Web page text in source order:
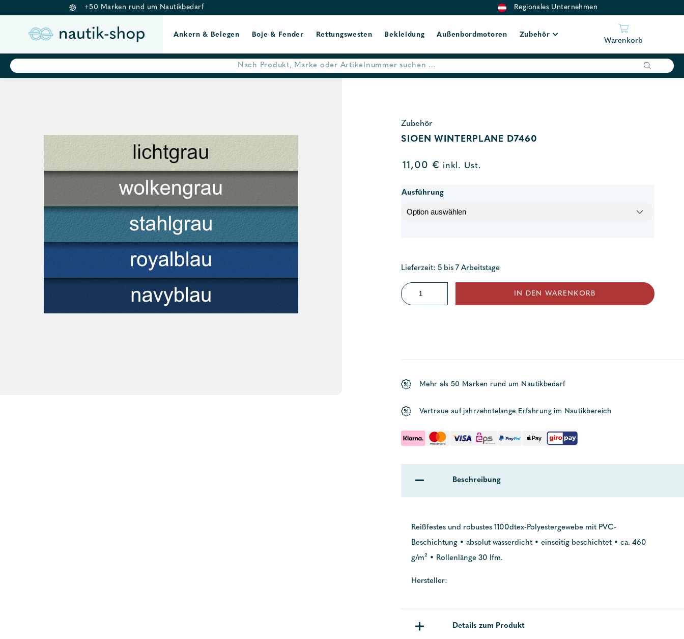
Springe
+50 Marken rund um Nautikbedarf Regionales Unternehmen
Ankern & Belegen Boje & Fender Rettungswesten Bekleidung Außenbordmotoren
Zubehör
Warenkorb
Products
search
Zubehör
SIOEN WINTERPLANE D7460
11,00 € inkl. Ust.
Ausführung
Lieferzeit: 5 bis 7 Arbeitstage
SIOEN
Winterplane
IN DEN WARENKORB
Mehr als 50 Marken rund um Nautikbedarf
Vertraue auf jahrzehntelange Erfahrung im Nautikbereich
Beschreibung
Reißfestes und robustes 1100dtex-Polyestergewebe mit PVC-
Beschichtung • absolut wasserdicht • einseitig beschichtet • ca. 460
g/m² • Rollenlänge 30 lfm.
Hersteller:
Details zum Produkt